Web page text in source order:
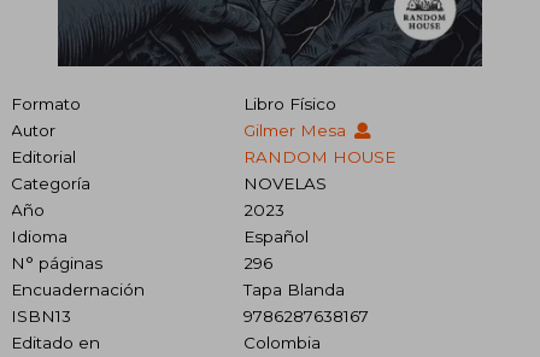
Formato
Libro Físico
Autor
Gilmer Mesa
Editorial
RANDOM HOUSE
Categoría
NOVELAS
Año
2023
Idioma
Español
N° páginas
296
Encuadernación
Tapa Blanda
ISBN13
9786287638167
Editado en
Colombia